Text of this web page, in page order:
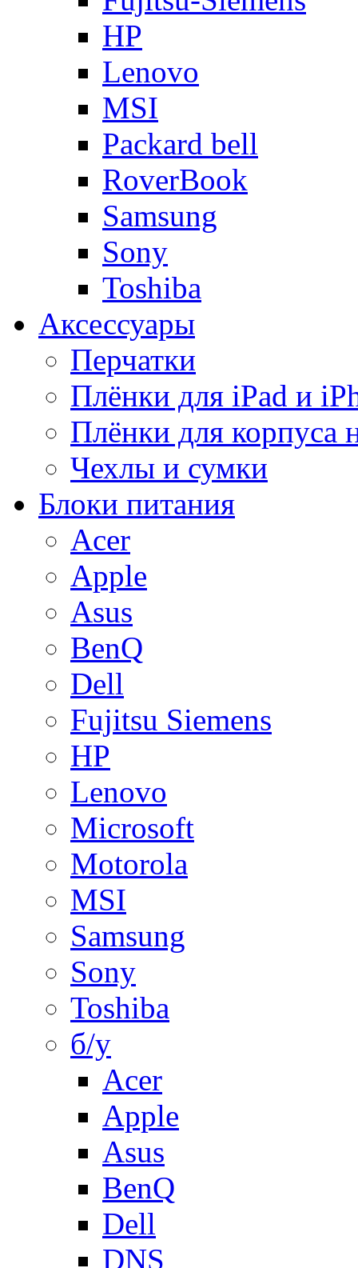
HP
Lenovo
MSI
Packard bell
RoverBook
Samsung
Sony
Toshiba
Аксессуары
Перчатки
Плёнки для iPad и
Плёнки для корпуса
Чехлы и сумки
Блоки питания
Acer
Apple
Asus
BenQ
Dell
Fujitsu Siemens
HP
Lenovo
Microsoft
Motorola
MSI
Samsung
Sony
Toshiba
б/у
Acer
Apple
Asus
BenQ
Dell
DNS